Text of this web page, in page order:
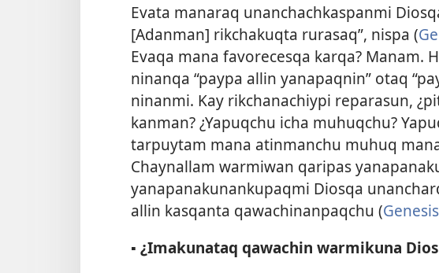
Evata manaraq unanchachkaspanmi
[Adanman] rikchakuqta rurasaq”, nispa (
Evaqa mana favorecesqa karqa? Manam.
ninanqa “paypa allin yanapaqnin” otaq
ninanmi. Kay rikchanachiypi reparasun,
kanman? ¿Yapuqchu icha muhuqchu?
tarpuytam mana atinmanchu muhuq
Chaynallam warmiwan qaripas
yanapanakunankupaqmi Diosqa
allin kasqanta qawachinanpaqchu (
▪ ¿Imakunataq qawachin warmikuna